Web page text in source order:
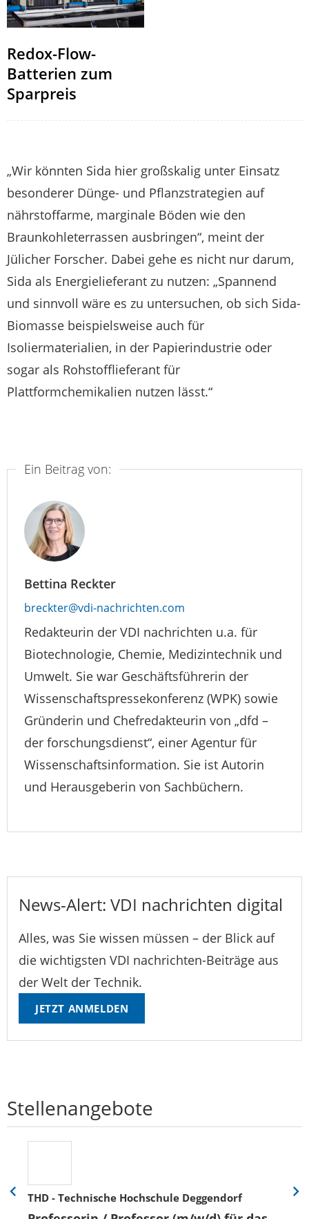
Redox-Flow-
Batterien zum
Sparpreis
„Wir könnten Sida hier großskalig unter Einsatz
besonderer Dünge- und Pflanzstrategien auf
nährstoffarme, marginale Böden wie den
Braunkohleterrassen ausbringen“, meint der
Jülicher Forscher. Dabei gehe es nicht nur darum,
Sida als Energielieferant zu nutzen: „Spannend
und sinnvoll wäre es zu untersuchen, ob sich Sida-
Biomasse beispielsweise auch für
Isoliermaterialien, in der Papierindustrie oder
sogar als Rohstofflieferant für
Plattformchemikalien nutzen lässt.“
Ein Beitrag von:
Bettina Reckter
breckter@vdi-nachrichten.com
Redakteurin der VDI nachrichten u.a. für
Biotechnologie, Chemie, Medizintechnik und
Umwelt. Sie war Geschäftsführerin der
Wissenschaftspressekonferenz (WPK) sowie
Gründerin und Chefredakteurin von „dfd –
der forschungsdienst“, einer Agentur für
Wissenschaftsinformation. Sie ist Autorin
und Herausgeberin von Sachbüchern.
News-Alert: VDI nachrichten digital
Alles, was Sie wissen müssen – der Blick auf
die wichtigsten VDI nachrichten-Beiträge aus
der Welt der Technik.
JETZT ANMELDEN
Stellenangebote
THD - Technische Hochschule Deggendorf
Eine
Eine